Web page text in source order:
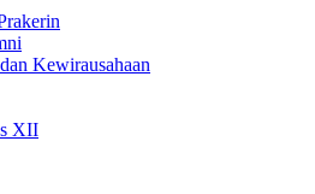
Kewirausahaan
XII